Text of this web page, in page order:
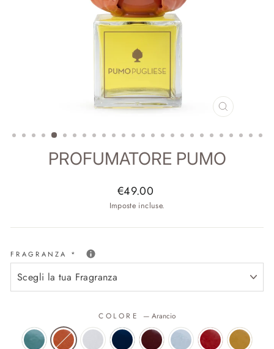
CHIUDI
PROFUMATORE PUMO
Prezzo
di
€49.00
Imposte incluse.
FRAGRANZA *
COLORE — Arancio